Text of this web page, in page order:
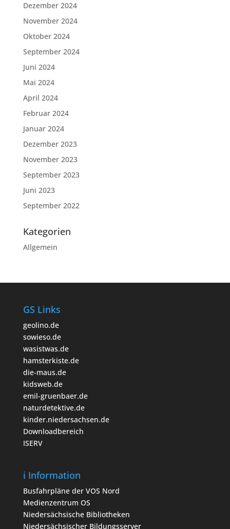
Dezember 2024
November 2024
Oktober 2024
September 2024
Juni 2024
Mai 2024
April 2024
Februar 2024
Januar 2024
Dezember 2023
November 2023
September 2023
Juni 2023
September 2022
Kategorien
Allgemein
GS Links
geolino.de
sowieso.de
wasistwas.de
hamsterkiste.de
die-maus.de
kidsweb.de
emil-gruenbaer.de
naturdetektive.de
kinder.niedersachsen.de
Downloadbereich
ISERV
i Information
Busfahrpläne der VOS Nord
Medienzentrum OS
Niedersächsische Bibliotheken
Niedersächsischer Bildungsserver